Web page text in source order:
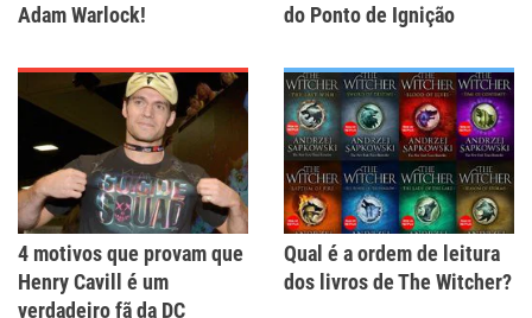
Adam Warlock!
do Ponto de Ignição
4 motivos que provam que
Henry Cavill é um
verdadeiro fã da DC
Qual é a ordem de leitura
dos livros de The Witcher?